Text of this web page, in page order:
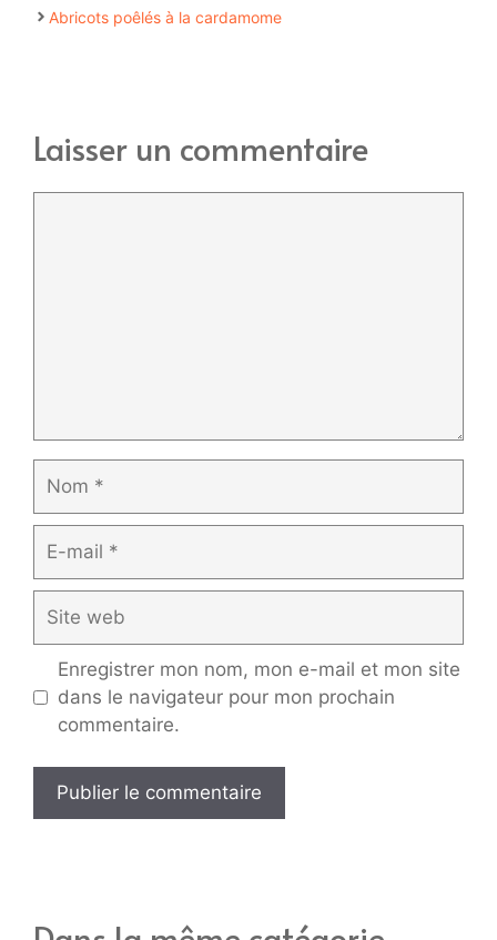
Abricots poêlés à la cardamome
Laisser un commentaire
mail
web
Enregistrer mon nom, mon e-mail et mon site
dans le navigateur pour mon prochain
commentaire.